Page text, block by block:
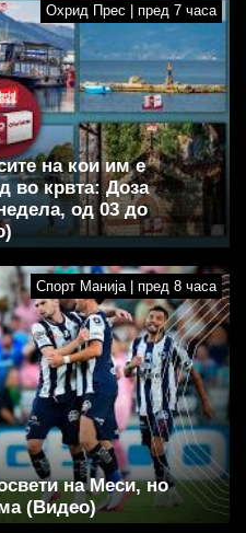
Охрид Прес | пред 7 часа
на кои им е
во крвта: Доза
од 03 до
Спорт Манија | пред 8 часа
на Меси, но
(Видео)